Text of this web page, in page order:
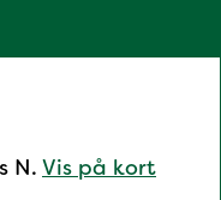
N. Vis på kort